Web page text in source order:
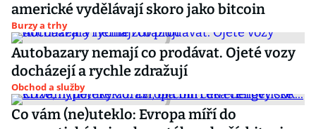
americké vydělávají skoro jako bitcoin
Burzy a trhy
Autobazary nemají co prodávat. Ojeté vozy
docházejí a rychle zdražují
Obchod a služby
Co vám (ne)uteklo: Evropa míří do